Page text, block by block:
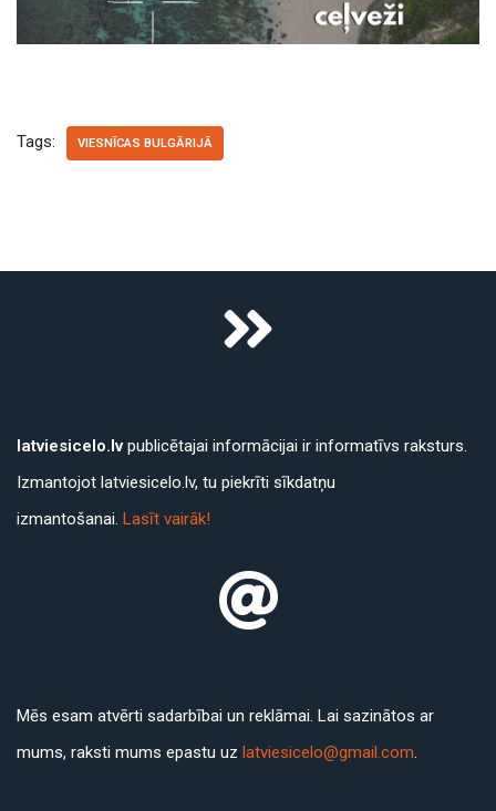
Tags: VIESNĪCAS BULGĀRIJĀ
latviesicelo.lv publicētajai informācijai ir informatīvs raksturs.
Izmantojot latviesicelo.lv, tu piekrīti sīkdatņu
izmantošanai. Lasīt vairāk!
Mēs esam atvērti sadarbībai un reklāmai. Lai sazinātos ar
mums, raksti mums epastu uz latviesicelo@gmail.com.